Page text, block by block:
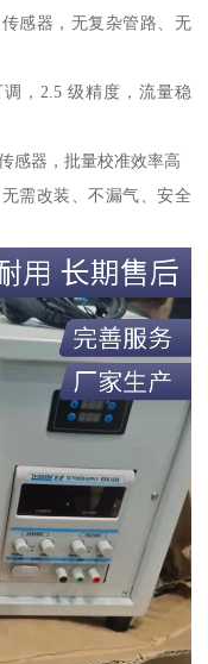
感器，无复杂管路、无
，2.5 级精度，流量稳
感器，批量校准效率高
需改装、不漏气、安全